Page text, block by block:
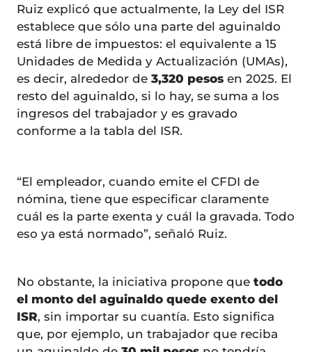
Ruiz explicó que actualmente, la Ley del ISR
establece que sólo una parte del aguinaldo
está libre de impuestos: el equivalente a 15
Unidades de Medida y Actualización (UMAs),
es decir, alrededor de 3,320 pesos en 2025. El
resto del aguinaldo, si lo hay, se suma a los
ingresos del trabajador y es gravado
conforme a la tabla del ISR.
“El empleador, cuando emite el CFDI de
nómina, tiene que especificar claramente
cuál es la parte exenta y cuál la gravada. Todo
eso ya está normado”, señaló Ruiz.
No obstante, la iniciativa propone que todo
el monto del aguinaldo quede exento del
ISR, sin importar su cuantía. Esto significa
que, por ejemplo, un trabajador que reciba